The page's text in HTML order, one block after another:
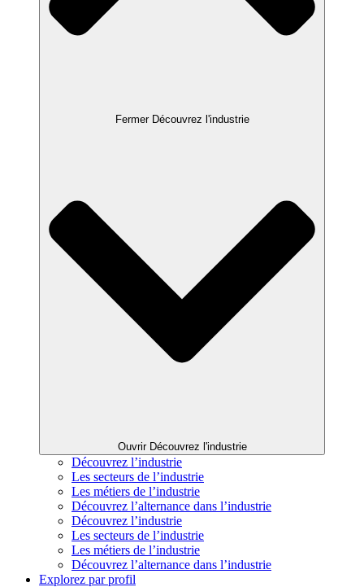
Fermer Découvrez l'industrie
Ouvrir Découvrez l'industrie
Découvrez l’industrie
Les secteurs de l’industrie
Les métiers de l’industrie
Découvrez l’alternance dans l’industrie
Découvrez l’industrie
Les secteurs de l’industrie
Les métiers de l’industrie
Découvrez l’alternance dans l’industrie
Explorez par profil